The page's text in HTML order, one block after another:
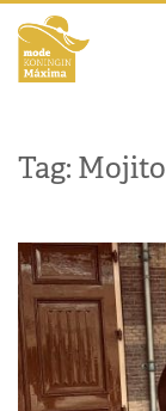
Tag: Mojito